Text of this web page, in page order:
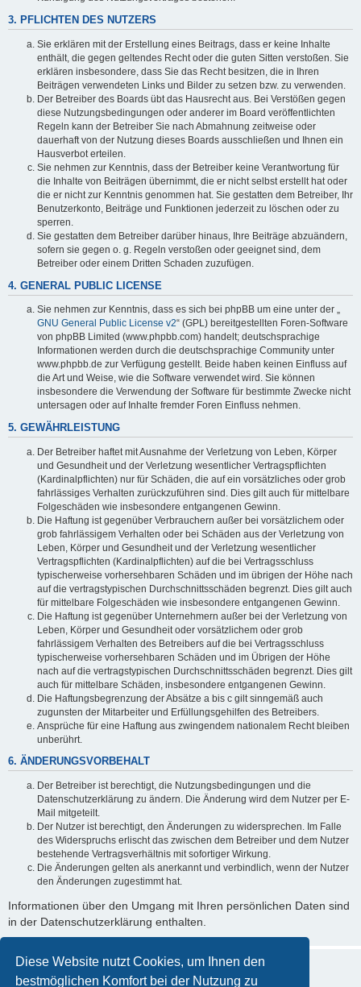
Diese Website nutzt Cookies, um Ihnen den
bestmöglichen Komfort bei der Nutzung zu
3. PFLICHTEN DES NUTZERS
Sie erklären mit der Erstellung eines Beitrags, dass er keine Inhalte
enthält, die gegen geltendes Recht oder die guten Sitten verstoßen. Sie
erklären insbesondere, dass Sie das Recht besitzen, die in Ihren
Beiträgen verwendeten Links und Bilder zu setzen bzw. zu verwenden.
Der Betreiber des Boards übt das Hausrecht aus. Bei Verstößen gegen
diese Nutzungsbedingungen oder anderer im Board veröffentlichten
Regeln kann der Betreiber Sie nach Abmahnung zeitweise oder
dauerhaft von der Nutzung dieses Boards ausschließen und Ihnen ein
Hausverbot erteilen.
Sie nehmen zur Kenntnis, dass der Betreiber keine Verantwortung für
die Inhalte von Beiträgen übernimmt, die er nicht selbst erstellt hat oder
die er nicht zur Kenntnis genommen hat. Sie gestatten dem Betreiber, Ihr
Benutzerkonto, Beiträge und Funktionen jederzeit zu löschen oder zu
sperren.
Sie gestatten dem Betreiber darüber hinaus, Ihre Beiträge abzuändern,
sofern sie gegen o. g. Regeln verstoßen oder geeignet sind, dem
Betreiber oder einem Dritten Schaden zuzufügen.
4. GENERAL PUBLIC LICENSE
Sie nehmen zur Kenntnis, dass es sich bei phpBB um eine unter der „
GNU General Public License v2“ (GPL) bereitgestellten Foren-Software
von phpBB Limited (www.phpbb.com) handelt; deutschsprachige
Informationen werden durch die deutschsprachige Community unter
www.phpbb.de zur Verfügung gestellt. Beide haben keinen Einfluss auf
die Art und Weise, wie die Software verwendet wird. Sie können
insbesondere die Verwendung der Software für bestimmte Zwecke nicht
untersagen oder auf Inhalte fremder Foren Einfluss nehmen.
5. GEWÄHRLEISTUNG
Der Betreiber haftet mit Ausnahme der Verletzung von Leben, Körper
und Gesundheit und der Verletzung wesentlicher Vertragspflichten
(Kardinalpflichten) nur für Schäden, die auf ein vorsätzliches oder grob
fahrlässiges Verhalten zurückzuführen sind. Dies gilt auch für mittelbare
Folgeschäden wie insbesondere entgangenen Gewinn.
Die Haftung ist gegenüber Verbrauchern außer bei vorsätzlichem oder
grob fahrlässigem Verhalten oder bei Schäden aus der Verletzung von
Leben, Körper und Gesundheit und der Verletzung wesentlicher
Vertragspflichten (Kardinalpflichten) auf die bei Vertragsschluss
typischerweise vorhersehbaren Schäden und im übrigen der Höhe nach
auf die vertragstypischen Durchschnittsschäden begrenzt. Dies gilt auch
für mittelbare Folgeschäden wie insbesondere entgangenen Gewinn.
Die Haftung ist gegenüber Unternehmern außer bei der Verletzung von
Leben, Körper und Gesundheit oder vorsätzlichem oder grob
fahrlässigem Verhalten des Betreibers auf die bei Vertragsschluss
typischerweise vorhersehbaren Schäden und im Übrigen der Höhe
nach auf die vertragstypischen Durchschnittsschäden begrenzt. Dies gilt
auch für mittelbare Schäden, insbesondere entgangenen Gewinn.
Die Haftungsbegrenzung der Absätze a bis c gilt sinngemäß auch
zugunsten der Mitarbeiter und Erfüllungsgehilfen des Betreibers.
Ansprüche für eine Haftung aus zwingendem nationalem Recht bleiben
unberührt.
6. ÄNDERUNGSVORBEHALT
Der Betreiber ist berechtigt, die Nutzungsbedingungen und die
Datenschutzerklärung zu ändern. Die Änderung wird dem Nutzer per E-
Mail mitgeteilt.
Der Nutzer ist berechtigt, den Änderungen zu widersprechen. Im Falle
des Widerspruchs erlischt das zwischen dem Betreiber und dem Nutzer
bestehende Vertragsverhältnis mit sofortiger Wirkung.
Die Änderungen gelten als anerkannt und verbindlich, wenn der Nutzer
den Änderungen zugestimmt hat.
Informationen über den Umgang mit Ihren persönlichen Daten sind
in der Datenschutzerklärung enthalten.